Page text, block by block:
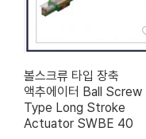
볼스크류 타입 장축
액추에이터 Ball Screw
Type Long Stroke
Actuator SWBE 40